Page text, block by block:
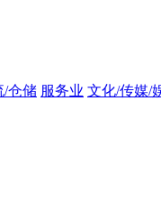
/仓储 服务业 文化/传媒/